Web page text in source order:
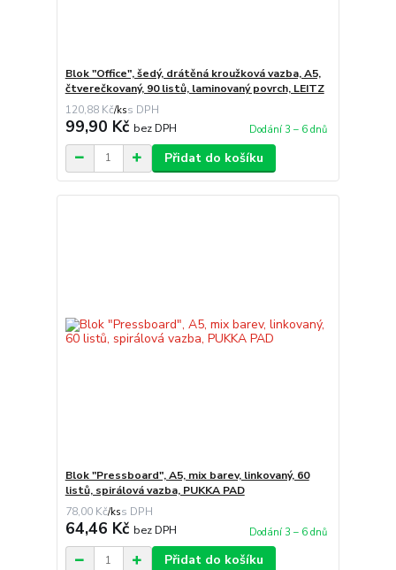
Blok "Office", šedý, drátěná kroužková vazba, A5,
čtverečkovaný, 90 listů, laminovaný povrch, LEITZ
120,88 Kč/ks
99,90 Kč bez DPH Dodání 3 – 6 dnů
Přidat do košíku
Blok "Pressboard", A5, mix barev, linkovaný, 60
listů, spirálová vazba, PUKKA PAD
78,00 Kč/ks
64,46 Kč bez DPH Dodání 3 – 6 dnů
Přidat do košíku